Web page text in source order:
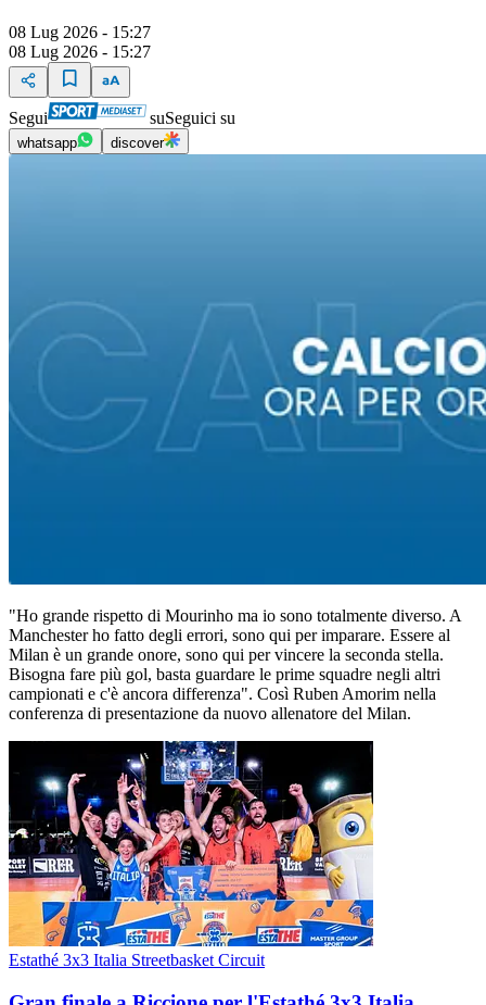
08 Lug 2026 - 15:27
08 Lug 2026 - 15:27
Segui suSeguici su
whatsapp discover
"Ho grande rispetto di Mourinho ma io sono totalmente diverso. A
Manchester ho fatto degli errori, sono qui per imparare. Essere al
Milan è un grande onore, sono qui per vincere la seconda stella.
Bisogna fare più gol, basta guardare le prime squadre negli altri
campionati e c'è ancora differenza". Così Ruben Amorim nella
conferenza di presentazione da nuovo allenatore del Milan.
Estathé 3x3 Italia Streetbasket Circuit